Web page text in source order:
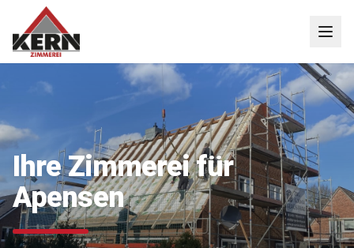
Ihre Zimmerei für
Apensen